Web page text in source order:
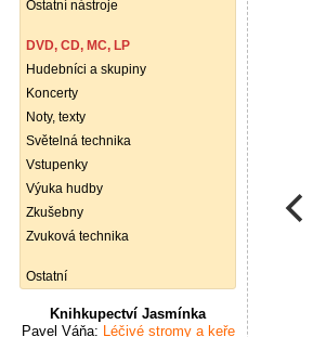
Ostatní nástroje
DVD, CD, MC, LP
Hudebníci a skupiny
Koncerty
Noty, texty
Světelná technika
Vstupenky
Výuka hudby
Zkušebny
Zvuková technika
Ostatní
Knihkupectví Jasmínka
Pavel Váňa: Léčivé stromy a keře